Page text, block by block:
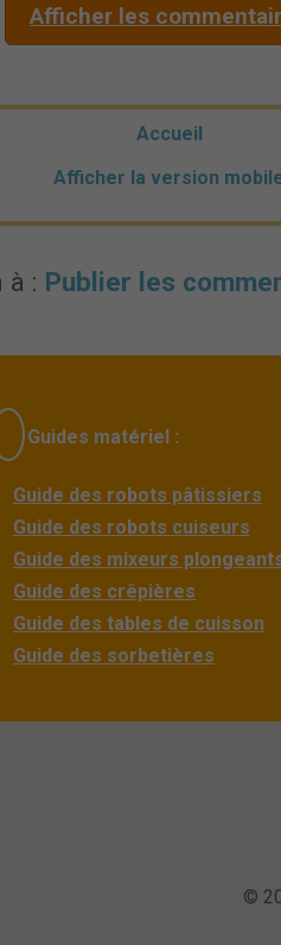
Afficher les
Accueil
Afficher la version
: Publier les
Guides matériel :
Guide des robots pâtissiers
Guide des robots cuiseurs
Guide des mixeurs
Guide des crêpières
Guide des tables de cuisson
Guide des sorbetières
©